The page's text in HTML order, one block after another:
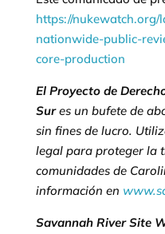
https://
nationwide-public-
core-production
El Proyecto de
Sures un bufete de
sin fines de lucro.
legal para proteger la
comunidades de
información en
Savannah River Site